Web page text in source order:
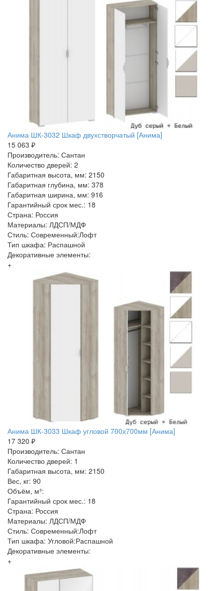
Анима ШК-3032 Шкаф двухстворчатый [Анима]
15 063 ₽
Производитель: Сантан
Количество дверей: 2
Габаритная высота, мм: 2150
Габаритная глубина, мм: 378
Габаритная ширина, мм: 916
Гарантийный срок мес.: 18
Страна: Россия
Материалы: ЛДСП/МДФ
Стиль: Современный:Лофт
Тип шкафа: Распашной
Декоративные элементы:
+
Анима ШК-3033 Шкаф угловой 700х700мм [Анима]
17 320 ₽
Производитель: Сантан
Количество дверей: 1
Габаритная высота, мм: 2150
Вес, кг: 90
Объём, м³:
Гарантийный срок мес.: 18
Страна: Россия
Материалы: ЛДСП/МДФ
Стиль: Современный:Лофт
Тип шкафа: Угловой:Распашной
Декоративные элементы:
+